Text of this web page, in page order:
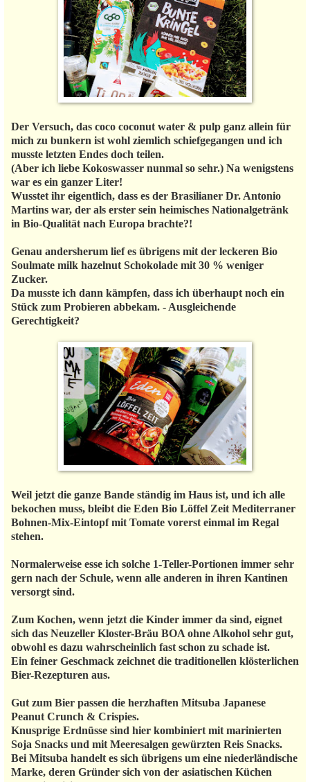
Der Versuch, das coco coconut water & pulp ganz allein für
mich zu bunkern ist wohl ziemlich schiefgegangen und ich
musste letzten Endes doch teilen.
(Aber ich liebe Kokoswasser nunmal so sehr.) Na wenigstens
war es ein ganzer Liter!
Wusstet ihr eigentlich, dass es der Brasilianer Dr. Antonio
Martins war, der als erster sein heimisches Nationalgetränk
in Bio-Qualität nach Europa brachte?!
Genau andersherum lief es übrigens mit der leckeren Bio
Soulmate milk hazelnut Schokolade mit 30 % weniger
Zucker.
Da musste ich dann kämpfen, dass ich überhaupt noch ein
Stück zum Probieren abbekam. - Ausgleichende
Gerechtigkeit?
Weil jetzt die ganze Bande ständig im Haus ist, und ich alle
bekochen muss, bleibt die Eden Bio Löffel Zeit Mediterraner
Bohnen-Mix-Eintopf mit Tomate vorerst einmal im Regal
stehen.
Normalerweise esse ich solche 1-Teller-Portionen immer sehr
gern nach der Schule, wenn alle anderen in ihren Kantinen
versorgt sind.
Zum Kochen, wenn jetzt die Kinder immer da sind, eignet
sich das Neuzeller Kloster-Bräu BOA ohne Alkohol sehr gut,
obwohl es dazu wahrscheinlich fast schon zu schade ist.
Ein feiner Geschmack zeichnet die traditionellen klösterlichen
Bier-Rezepturen aus.
Gut zum Bier passen die herzhaften Mitsuba Japanese
Peanut Crunch & Crispies.
Knusprige Erdnüsse sind hier kombiniert mit marinierten
Soja Snacks und mit Meeresalgen gewürzten Reis Snacks.
Bei Mitsuba handelt es sich übrigens um eine niederländische
Marke, deren Gründer sich von der asiatischen Küchen